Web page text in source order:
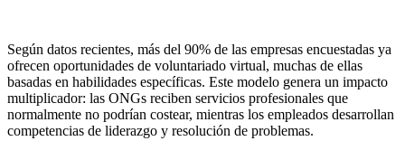
Según datos recientes, más del 90% de las empresas encuestadas ya
ofrecen oportunidades de voluntariado virtual, muchas de ellas
basadas en habilidades específicas. Este modelo genera un impacto
multiplicador: las ONGs reciben servicios profesionales que
normalmente no podrían costear, mientras los empleados desarrollan
competencias de liderazgo y resolución de problemas.